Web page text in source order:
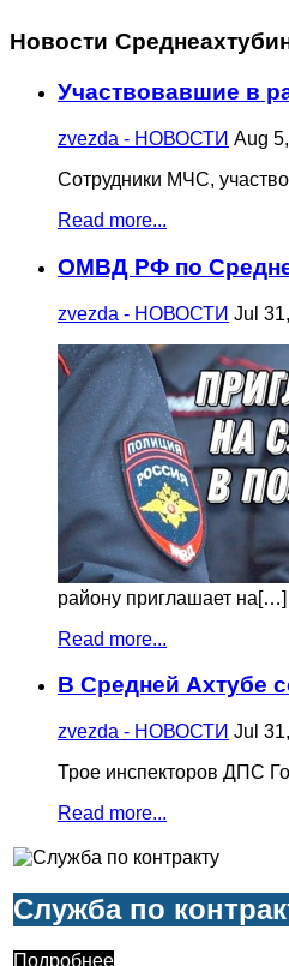
Новости
Участвовавшие в
zvezda - НОВОСТИ Aug
Сотрудники МЧС,
Read more...
ОМВД РФ по
zvezda - НОВОСТИ Jul
району приглашает на[…]
Read more...
В Средней Ахтубе
zvezda - НОВОСТИ Jul
Трое инспекторов ДПС
Read more...
Служба по
Подробнее